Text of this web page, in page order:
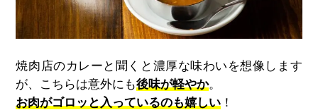
焼肉店のカレーと聞くと濃厚な味わいを想像します
が、こちらは意外にも後味が軽やか。
お肉がゴロッと入っているのも嬉しい ！